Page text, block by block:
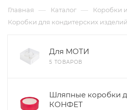
Главная — Каталог — Коробки
Коробки для кондитерских изделий
Для МОТИ
5 ТОВАРОВ
Шляпные коробки
КОНФЕТ